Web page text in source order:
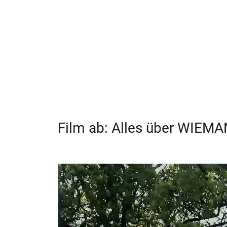
Film ab: Alles über